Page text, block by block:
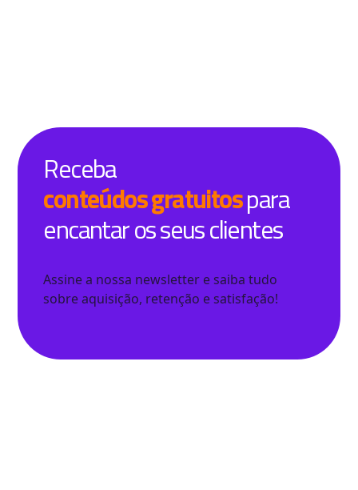
Receba
conteúdos gratuitospara
encantar os seus clientes
Assine a nossa newsletter e saiba tudo
sobre aquisição, retenção e satisfação!